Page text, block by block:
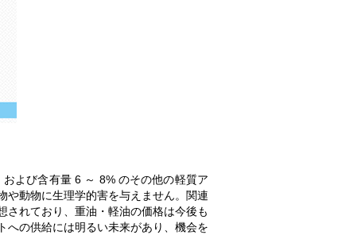
よび含有量 6 ～ 8% のその他の軽質ア
や動物に生理学的害を与えません。関連
されており、重油・軽油の価格は今後も
への供給には明るい未来があり、機会を